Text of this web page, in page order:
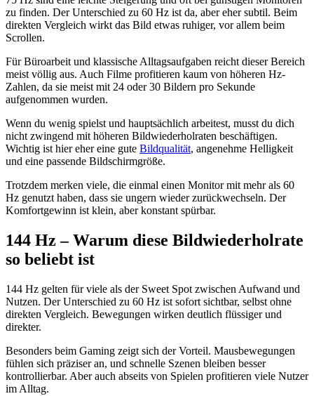
zu finden. Der Unterschied zu 60 Hz ist da, aber eher subtil. Beim
direkten Vergleich wirkt das Bild etwas ruhiger, vor allem beim
Scrollen.
Für Büroarbeit und klassische Alltagsaufgaben reicht dieser Bereich
meist völlig aus. Auch Filme profitieren kaum von höheren Hz-
Zahlen, da sie meist mit 24 oder 30 Bildern pro Sekunde
aufgenommen wurden.
Wenn du wenig spielst und hauptsächlich arbeitest, musst du dich
nicht zwingend mit höheren Bildwiederholraten beschäftigen.
Wichtig ist hier eher eine gute Bildqualität, angenehme Helligkeit
und eine passende Bildschirmgröße.
Trotzdem merken viele, die einmal einen Monitor mit mehr als 60
Hz genutzt haben, dass sie ungern wieder zurückwechseln. Der
Komfortgewinn ist klein, aber konstant spürbar.
144 Hz – Warum diese Bildwiederholrate
so beliebt ist
144 Hz gelten für viele als der Sweet Spot zwischen Aufwand und
Nutzen. Der Unterschied zu 60 Hz ist sofort sichtbar, selbst ohne
direkten Vergleich. Bewegungen wirken deutlich flüssiger und
direkter.
Besonders beim Gaming zeigt sich der Vorteil. Mausbewegungen
fühlen sich präziser an, und schnelle Szenen bleiben besser
kontrollierbar. Aber auch abseits von Spielen profitieren viele Nutzer
im Alltag.